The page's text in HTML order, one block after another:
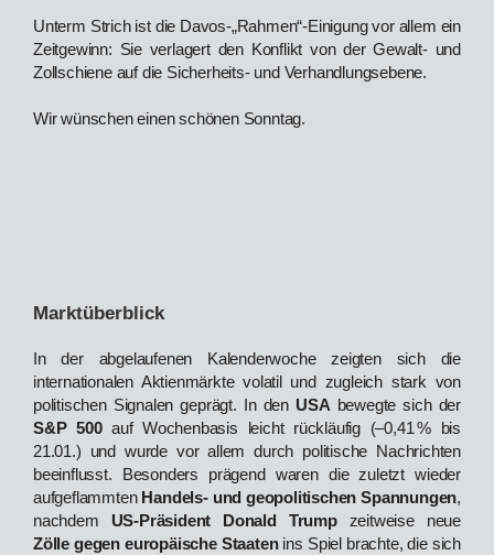
Unterm Strich ist die Davos‑„Rahmen“-Einigung vor allem ein
Zeitgewinn: Sie verlagert den Konflikt von der Gewalt‑ und
Zollschiene auf die Sicherheits‑ und Verhandlungsebene.
Wir wünschen einen schönen Sonntag.
Marktüberblick
In der abgelaufenen Kalenderwoche zeigten sich die
internationalen Aktienmärkte volatil und zugleich stark von
politischen Signalen geprägt. In den USA bewegte sich der
S&P 500auf Wochenbasis leicht rückläufig (–0,41 % bis
21.01.) und wurde vor allem durch politische Nachrichten
beeinflusst. Besonders prägend waren die zuletzt wieder
aufgeflammten Handels‑ und geopolitischen Spannungen,
nachdem US‑Präsident Donald Trumpzeitweise neue
Zölle gegen europäische Staatenins Spiel brachte, die sich